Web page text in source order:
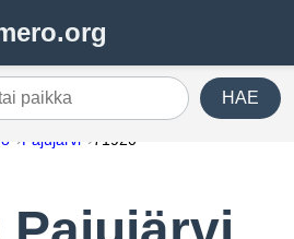
paikka HAE
Pajujärvi 71920